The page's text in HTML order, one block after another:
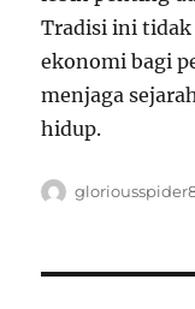
Tradisi ini
ekonomi bagi
menjaga
hidup.
Author